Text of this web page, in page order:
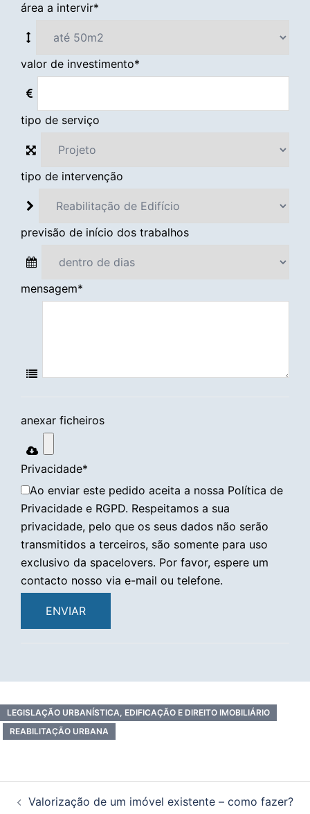
área a intervir*
valor de investimento*
tipo de serviço
tipo de intervenção
previsão de início dos trabalhos
mensagem*
anexar ficheiros
Privacidade*
Ao enviar este pedido aceita a nossa Política de
Privacidade e RGPD. Respeitamos a sua
privacidade, pelo que os seus dados não serão
transmitidos a terceiros, são somente para uso
exclusivo da spacelovers. Por favor, espere um
contacto nosso via e-mail ou telefone.
ENVIAR
LEGISLAÇÃO URBANÍSTICA, EDIFICAÇÃO E DIREITO IMOBILIÁRIO
REABILITAÇÃO URBANA
Valorização de um imóvel existente – como fazer?